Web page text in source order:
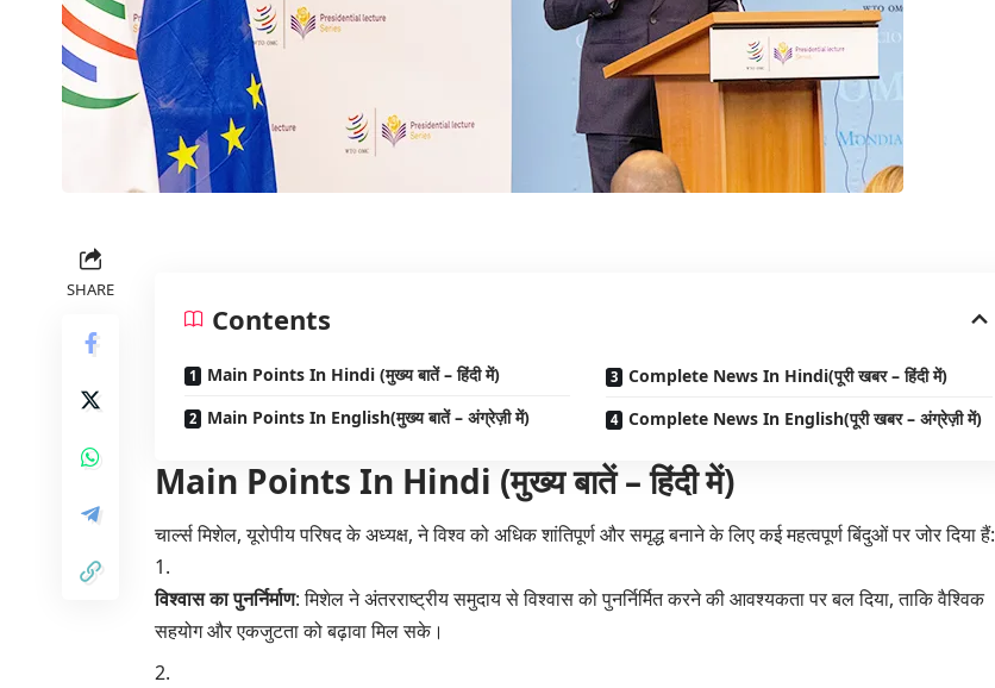
SHARE
Contents
Main Points In Hindi (मुख्य बातें – हिंदी में)
Main Points In English(मुख्य बातें – अंग्रेज़ी में)
Complete News In Hindi(पूरी खबर – हिंदी में)
Complete News In English(पूरी खबर – अंग्रेज़ी में)
Main Points In Hindi (मुख्य बातें – हिंदी में)
चार्ल्स मिशेल, यूरोपीय परिषद के अध्यक्ष, ने विश्व को अधिक शांतिपूर्ण और समृद्ध बनाने के लिए कई महत्वपूर्ण बिंदुओं पर जोर दिया हैं:
विश्वास का पुनर्निर्माण: मिशेल ने अंतरराष्ट्रीय समुदाय से विश्वास को पुनर्निर्मित करने की आवश्यकता पर बल दिया, ताकि वैश्विक
सहयोग और एकजुटता को बढ़ावा मिल सके।